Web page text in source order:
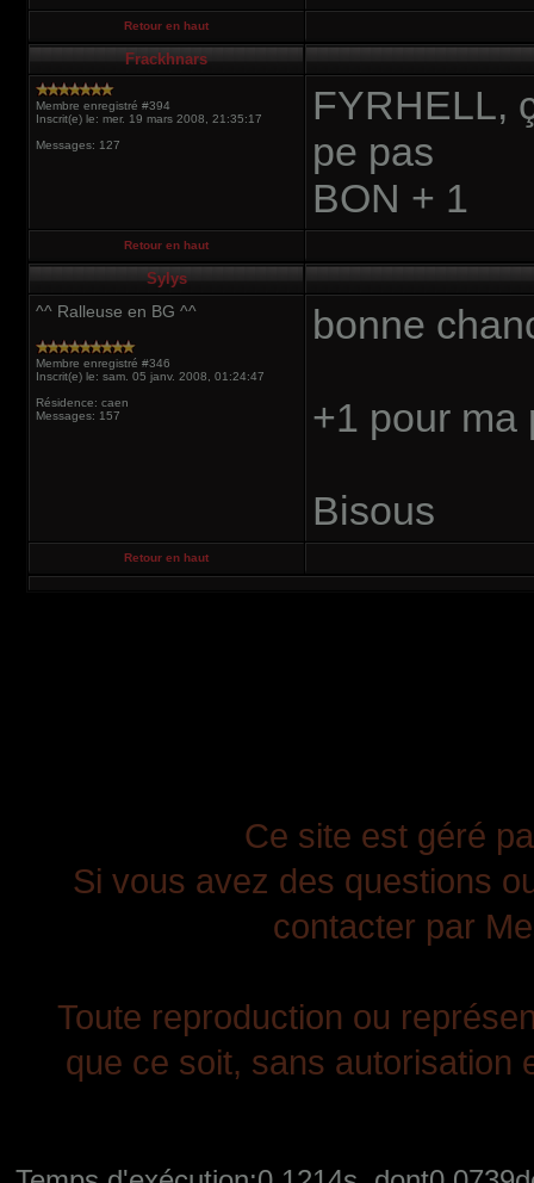
Retour en haut
Frackhnars
Membre enregistré #394
Inscrit(e) le: mer. 19 mars 2008, 21:35:17
Messages: 127
FYRHELL,
pe pas
BON + 1
Retour en haut
Sylys
^^ Ralleuse en BG ^^
Membre enregistré #346
Inscrit(e) le: sam. 05 janv. 2008, 01:24:47
Résidence: caen
Messages: 157
bonne
+1 pour ma
Bisous
Retour en haut
Ce site est géré
Si vous avez des questions
contacter par
Toute reproduction ou
que ce soit, sans autorisation